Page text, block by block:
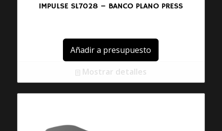
IMPULSE SL7028 – BANCO PLANO PRESS
Añadir a presupuesto
Mostrar detalles